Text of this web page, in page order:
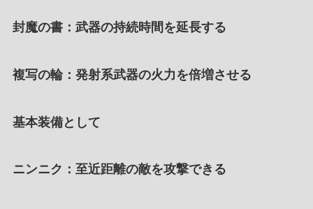
封魔の書：武器の持続時間を延長する
複写の輪：発射系武器の火力を倍増させる
基本装備として
ニンニク ：至近距離の敵を攻撃できる